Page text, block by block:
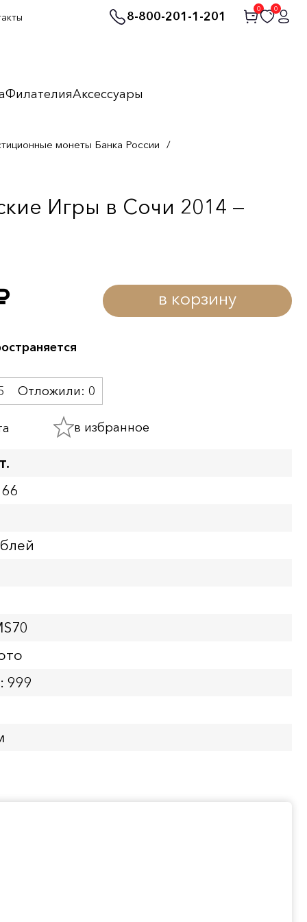
8-800-201-1-201
0 0
ФилателияАксессуары
монеты Банка России /
Игры в Сочи 2014 —
в корзину
Отложили: 0
в избранное
999